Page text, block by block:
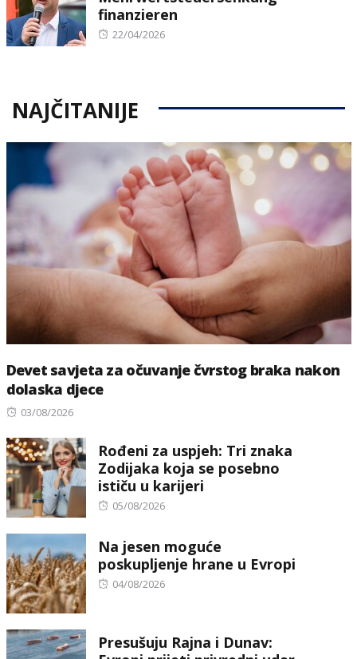
finanzieren
Posted
22/04/2026
NAJČITANIJE
Devet savjeta za očuvanje čvrstog braka nakon
dolaska djece
Posted
03/08/2026
Rođeni za uspjeh: Tri znaka
Zodijaka koja se posebno
ističu u karijeri
Posted
05/08/2026
Na jesen moguće
poskupljenje hrane u Evropi
Posted
04/08/2026
Presušuju Rajna i Dunav: